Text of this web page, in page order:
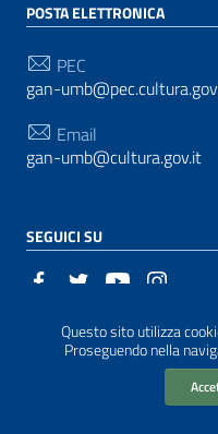
Questo sito utilizza
Proseguendo nella
POSTA ELETTRONICA
PEC
gan-
Email
gan-umb@cultura.gov.it
SEGUICI SU
Sezione Link
Realizzato conWordPress